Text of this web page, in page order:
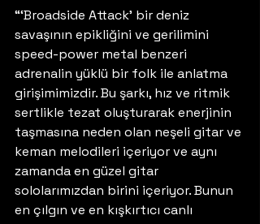
“‘Broadside Attack’ bir deniz
savaşının epikliğini ve gerilimini
speed-power metal benzeri
adrenalin yüklü bir folk ile anlatma
girişimimizdir. Bu şarkı, hız ve ritmik
sertlikle tezat oluşturarak enerjinin
taşmasına neden olan neşeli gitar ve
keman melodileri içeriyor ve aynı
zamanda en güzel gitar
sololarımızdan birini içeriyor. Bunun
en çılgın ve en kışkırtıcı canlı